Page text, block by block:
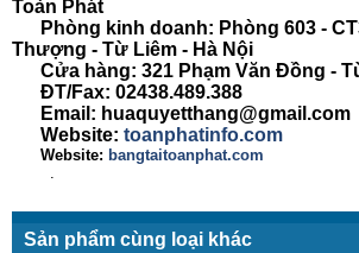
Toàn Phát
Phòng kinh doanh: Phòng 603 -
Thượng - Từ Liêm - Hà Nội
Cửa hàng: 321 Phạm Văn Đồng -
ĐT/Fax: 02438.489.388
Email: huaquyetthang@gmail.com
Website: toanphatinfo.com
Website: bangtaitoanphat.com
.
Sản phẩm cùng loại khác